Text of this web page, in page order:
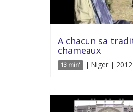
A chacun sa
chameaux
13 min' | Niger | 2012